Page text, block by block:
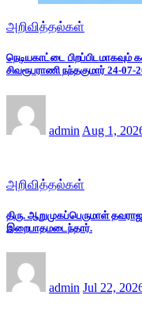
அறிவித்தல்கள்
நெடியகாட்டை
சிவரூபராணி நந்தகுமார் 24-
admin Aug 1,
அறிவித்தல்கள்
திரு. ஆறுமுகப்பெருமாள்
இறைபாதமடைந்தார்.
admin Jul 22,